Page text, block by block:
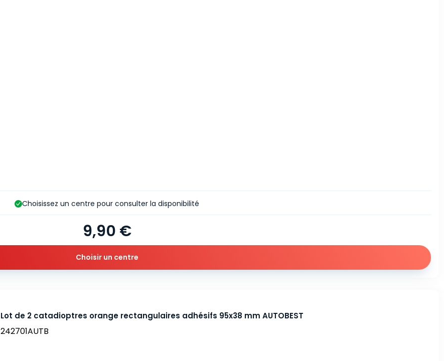
9,90 €
Choisissez un centre pour consulter la disponibilité
Choisir un centre
Lot de 2 catadioptres orange rectangulaires adhésifs 95x38 mm AUTOBEST
242701AUTB